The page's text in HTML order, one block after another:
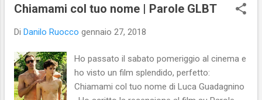
Chiamami col tuo nome | Parole GLBT
Di Danilo Ruocco gennaio 27, 2018
Ho passato il sabato pomeriggio al cinema e
ho visto un film splendido, perfetto:
Chiamami col tuo nome di Luca Guadagnino